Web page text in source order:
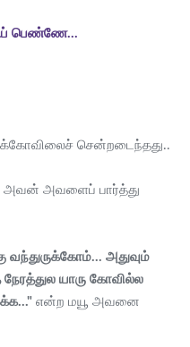
பெண்ணே...
சென்றடைந்தது..
அவன் அவளைப் பார்த்து
வந்துருக்கோம்... அதுவும்
யாரு கோவில்ல
என்ற மயூ அவனை